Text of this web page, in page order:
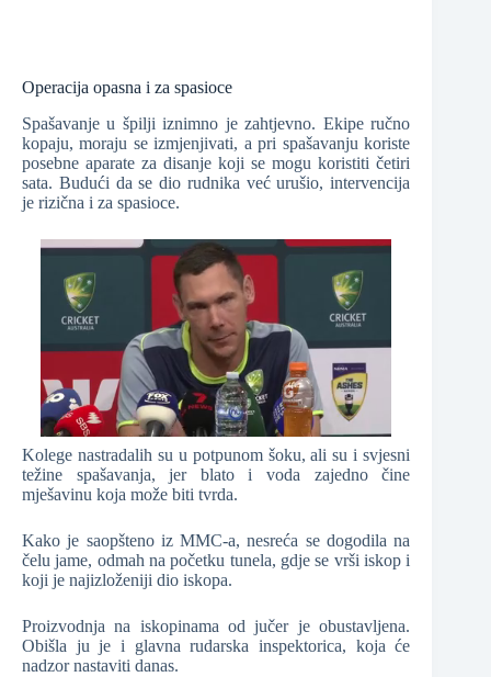
Operacija opasna i za spasioce
Spašavanje u špilji iznimno je zahtjevno. Ekipe ručno
kopaju, moraju se izmjenjivati, a pri spašavanju koriste
posebne aparate za disanje koji se mogu koristiti četiri
sata. Budući da se dio rudnika već urušio, intervencija
je rizična i za spasioce.
Kolege nastradalih su u potpunom šoku, ali su i svjesni
težine spašavanja, jer blato i voda zajedno čine
mješavinu koja može biti tvrda.
Kako je saopšteno iz MMC-a, nesreća se dogodila na
čelu jame, odmah na početku tunela, gdje se vrši iskop i
koji je najizloženiji dio iskopa.
Proizvodnja na iskopinama od jučer je obustavljena.
Obišla ju je i glavna rudarska inspektorica, koja će
nadzor nastaviti danas.